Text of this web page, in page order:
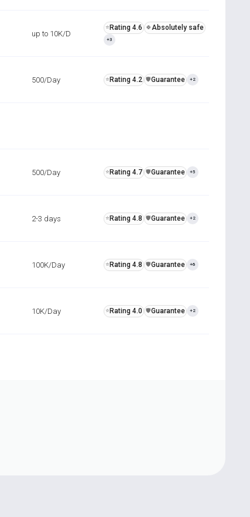
up to 10K/D
⭐ Rating 4.6 🍀Absolutely safe
+3
500/Day ⭐ Rating 4.2 ️🛡️Guarantee +2
500/Day ⭐ Rating 4.7 ️🛡️Guarantee +5
2-3 days ⭐ Rating 4.8 ️🛡️Guarantee +2
100K/Day ⭐ Rating 4.8 ️🛡️Guarantee +6
10K/Day ⭐ Rating 4.0 ️🛡️Guarantee +2